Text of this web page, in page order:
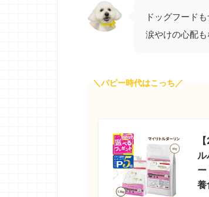
ドッグフード
涙やけの心配も
＼パピー時代はこっち／
ル
養